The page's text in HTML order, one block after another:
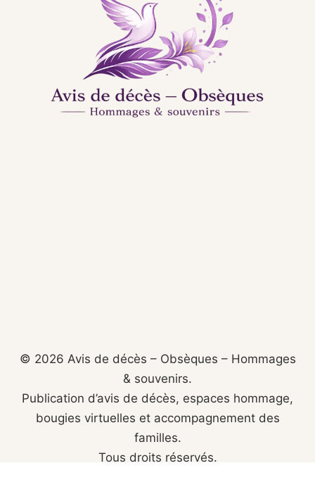
© 2026 Avis de décès – Obsèques – Hommages
& souvenirs.
Publication d’avis de décès, espaces hommage,
bougies virtuelles et accompagnement des
familles.
Tous droits réservés.